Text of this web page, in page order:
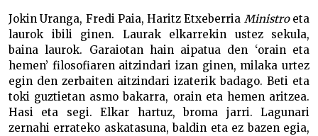
Jokin Uranga, Fredi Paia, Haritz Etxeberria Ministroeta
laurok ibili ginen. Laurak elkarrekin ustez sekula,
baina laurok. Garaiotan hain aipatua den ‘orain eta
hemen’ filosofiaren aitzindari izan ginen, milaka urtez
egin den zerbaiten aitzindari izaterik badago. Beti eta
toki guztietan asmo bakarra, orain eta hemen aritzea.
Hasi eta segi. Elkar hartuz, broma jarri. Lagunari
zernahi errateko askatasuna, baldin eta ez bazen egia,